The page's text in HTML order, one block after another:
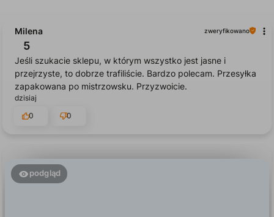
Milena zweryfikowano
5
Jeśli szukacie sklepu, w którym wszystko jest jasne i
przejrzyste, to dobrze trafiliście. Bardzo polecam. Przesyłka
zapakowana po mistrzowsku. Przyzwoicie.
dzisiaj
0
0
podgląd